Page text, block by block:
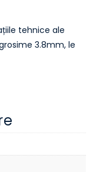
tehnice ale
3.8mm, le